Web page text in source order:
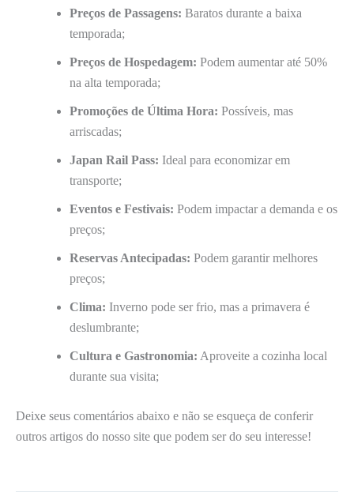
Preços de Passagens: Baratos durante a baixa
temporada;
Preços de Hospedagem: Podem aumentar até 50%
na alta temporada;
Promoções de Última Hora: Possíveis, mas
arriscadas;
Japan Rail Pass: Ideal para economizar em
transporte;
Eventos e Festivais: Podem impactar a demanda e os
preços;
Reservas Antecipadas: Podem garantir melhores
preços;
Clima: Inverno pode ser frio, mas a primavera é
deslumbrante;
Cultura e Gastronomia: Aproveite a cozinha local
durante sua visita;
Deixe seus comentários abaixo e não se esqueça de conferir
outros artigos do nosso site que podem ser do seu interesse!